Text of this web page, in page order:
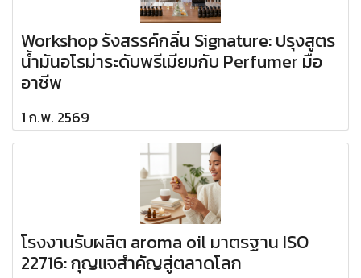
Workshop รังสรรค์กลิ่น Signature: ปรุงสูตร
น้ำมันอโรม่าระดับพรีเมียมกับ Perfumer มือ
อาชีพ
1 ก.พ. 2569
โรงงานรับผลิต aroma oil มาตรฐาน ISO
22716: กุญแจสำคัญสู่ตลาดโลก